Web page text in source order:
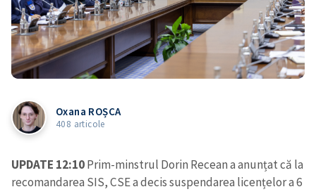
Oxana ROȘCA
408 articole
UPDATE 12:10Prim-minstrul Dorin Recean a anunțat că la
recomandarea SIS, CSE a decis suspendarea licențelor a 6